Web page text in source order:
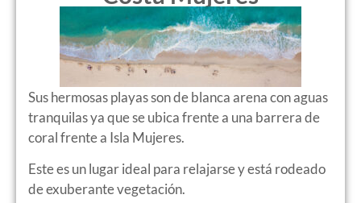
Sus hermosas playas son de blanca arena con aguas
tranquilas ya que se ubica frente a una barrera de
coral frente a Isla Mujeres.
Este es un lugar ideal para relajarse y está rodeado
de exuberante vegetación.